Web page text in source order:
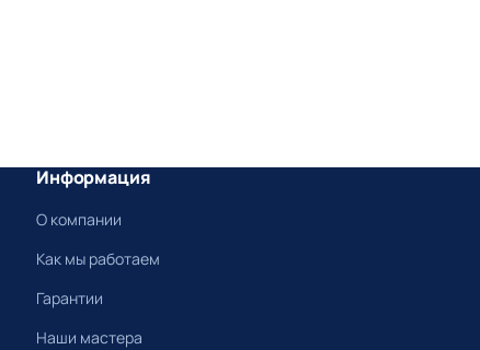
Информация
О компании
Как мы работаем
Гарантии
Наши мастера